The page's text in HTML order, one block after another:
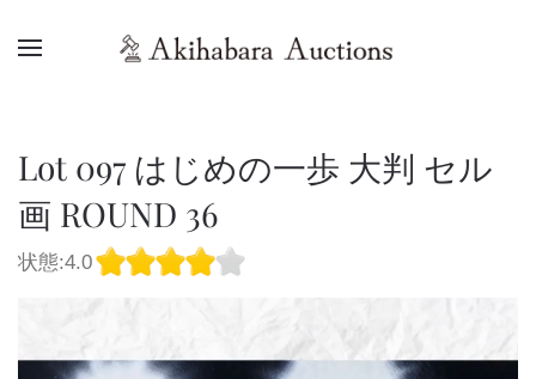
Lot 097 はじめの一歩 大判 セル
画 ROUND 36
状態:4.0